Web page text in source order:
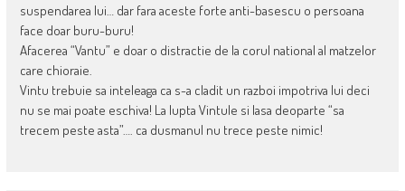
suspendarea lui… dar fara aceste forte anti-basescu o persoana
face doar buru-buru!
Afacerea “Vantu” e doar o distractie de la corul national al matzelor
care chioraie.
Vintu trebuie sa inteleaga ca s-a cladit un razboi impotriva lui deci
nu se mai poate eschiva! La lupta Vintule si lasa deoparte “sa
trecem peste asta”…. ca dusmanul nu trece peste nimic!